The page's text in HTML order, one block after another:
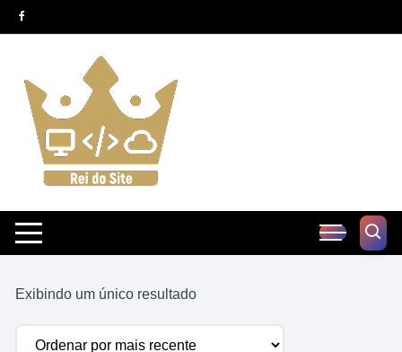
Pular
para
conteúdo
Exibindo um único resultado